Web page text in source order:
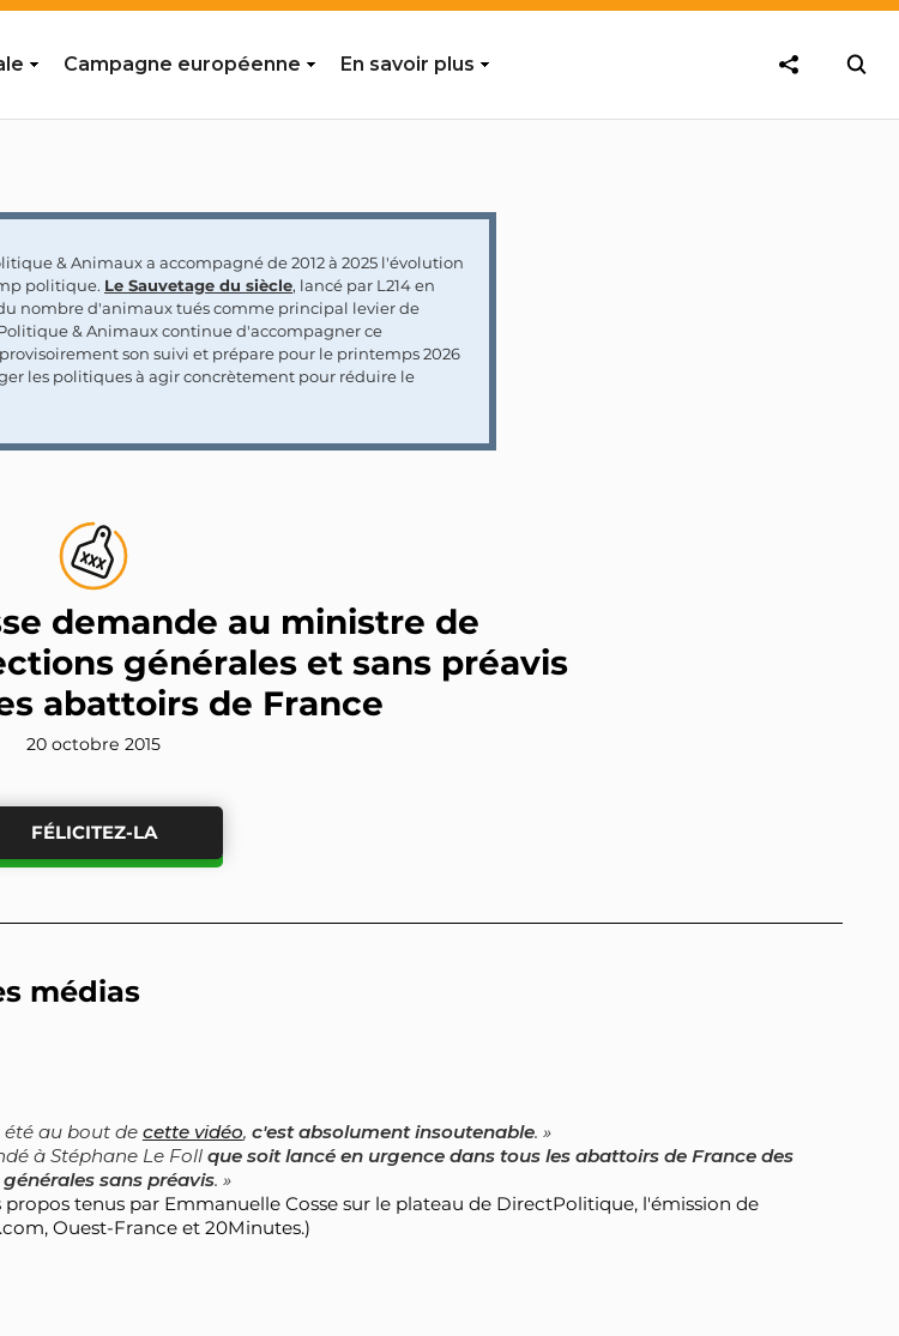
Campagne européenne En savoir plus
& Animaux a accompagné de 2012 à 2025 l'évolution
politique. Le Sauvetage du siècle, lancé par L214 en
nombre d'animaux tués comme principal levier de
& Animaux continue d'accompagner ce
son suivi et prépare pour le printemps 2026
les politiques à agir concrètement pour réduire le
demande au ministre de
générales et sans préavis
abattoirs de France
20 octobre 2015
FÉLICITEZ-LA
médias
été au bout de cette vidéo, c'est absolument insoutenable.
à Stéphane Le Foll que soit lancé en urgence dans tous les abattoirs de France des
sans préavis.
propos tenus par Emmanuelle Cosse sur le plateau de DirectPolitique, l'émission de
Ouest-France et 20Minutes.)